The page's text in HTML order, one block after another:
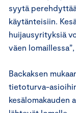
syytä
käytänteisiin.
huijausyrityksiä
väen
Backaksen
tietoturva-
kesälomakauden